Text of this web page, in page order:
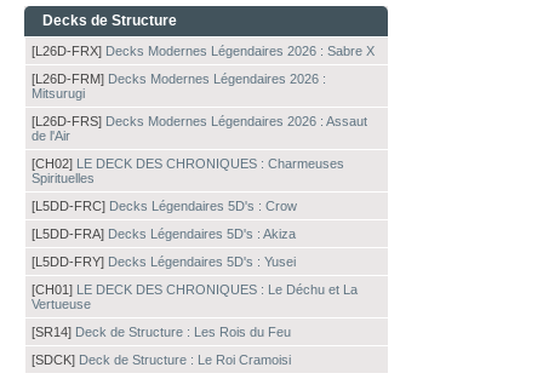
Decks de Structure
[L26D-FRX] Decks Modernes Légendaires 2026 : Sabre X
[L26D-FRM] Decks Modernes Légendaires 2026 :
Mitsurugi
[L26D-FRS] Decks Modernes Légendaires 2026 : Assaut
de l'Air
[CH02] LE DECK DES CHRONIQUES : Charmeuses
Spirituelles
[L5DD-FRC] Decks Légendaires 5D's : Crow
[L5DD-FRA] Decks Légendaires 5D's : Akiza
[L5DD-FRY] Decks Légendaires 5D's : Yusei
[CH01] LE DECK DES CHRONIQUES : Le Déchu et La
Vertueuse
[SR14] Deck de Structure : Les Rois du Feu
[SDCK] Deck de Structure : Le Roi Cramoisi